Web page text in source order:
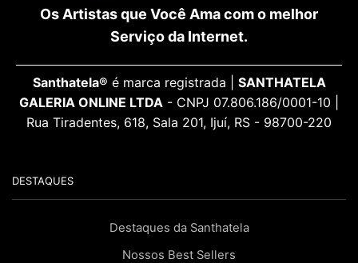
Os Artistas que Você Ama com o melhor
Serviço da Internet.
Santhatela® é marca registrada | SANTHATELA
GALERIA ONLINE LTDA - CNPJ 07.806.186/0001-10 |
Rua Tiradentes, 618, Sala 201, Ijuí, RS - 98700-220
DESTAQUES
Destaques da Santhatela
Nossos Best Sellers